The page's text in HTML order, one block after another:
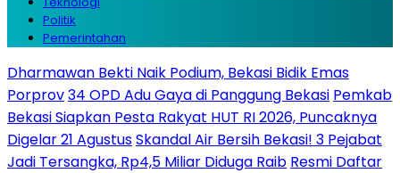
Politik
Pemerintahan
Dharmawan Bekti Naik Podium, Bekasi Bidik Emas
Porprov34 OPD Adu Gaya di Panggung Bekasi Pemkab
Bekasi Siapkan Pesta Rakyat HUT RI 2026, Puncaknya
Digelar 21 AgustusSkandal Air Bersih Bekasi! 3 Pejabat
Jadi Tersangka, Rp4,5 Miliar Diduga Raib Resmi Daftar